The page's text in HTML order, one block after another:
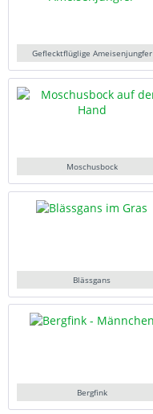
Geflecktflüglige Ameisenjungfer
Moschusbock
Blässgans
Bergfink